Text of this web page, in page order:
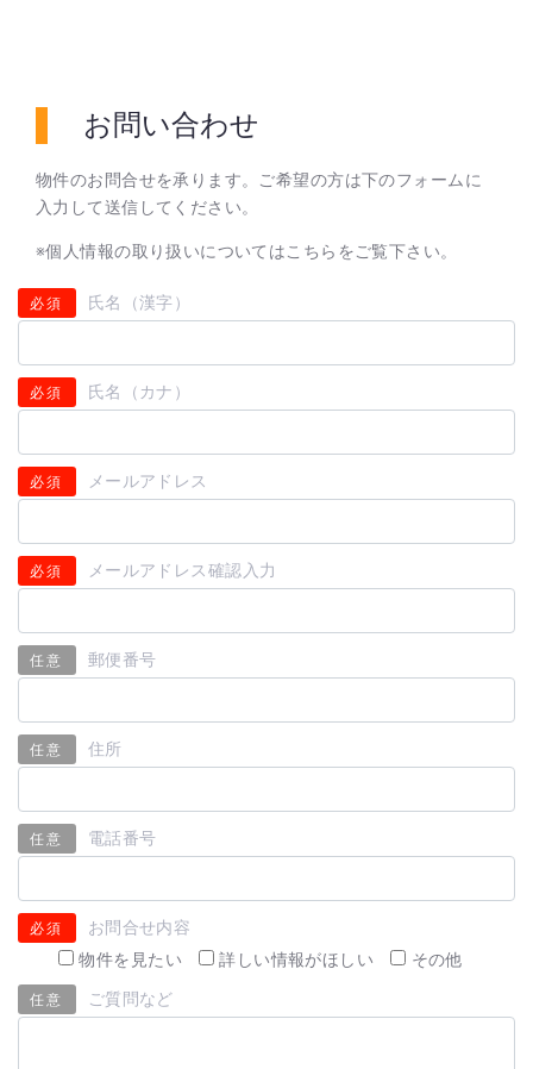
お問い合わせ
物件のお問合せを承ります。ご希望の方は下のフォームに
入力して送信してください。
※個人情報の取り扱いについてはこちら をご覧下さい。
必須 氏名（漢字）
必須 氏名（カナ）
必須 メールアドレス
必須 メールアドレス確認入力
任意 郵便番号
任意 住所
任意 電話番号
必須
お問合せ内容
物件を見たい
詳しい情報がほしい その他
任意 ご質問など